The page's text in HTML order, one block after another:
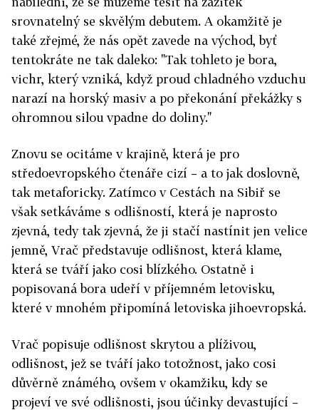
srovnatelný se skvělým debutem. A okamžitě je
také zřejmé, že nás opět zavede na východ, byť
tentokráte ne tak daleko: "Tak tohleto je bora,
vichr, který vzniká, když proud chladného vzduchu
narazí na horský masiv a po překonání překážky s
ohromnou silou vpadne do doliny."
Znovu se ocitáme v krajině, která je pro
středoevropského čtenáře cizí – a to jak doslovně,
tak metaforicky. Zatímco v Cestách na Sibiř se
však setkáváme s odlišností, která je naprosto
zjevná, tedy tak zjevná, že ji stačí nastínit jen velice
jemně, Vrač představuje odlišnost, která klame,
která se tváří jako cosi blízkého. Ostatně i
popisovaná bora udeří v příjemném letovisku,
které v mnohém připomíná letoviska jihoevropská.
Vrač popisuje odlišnost skrytou a plíživou,
odlišnost, jež se tváří jako totožnost, jako cosi
důvěrně známého, ovšem v okamžiku, kdy se
projeví ve své odlišnosti, jsou účinky devastující –